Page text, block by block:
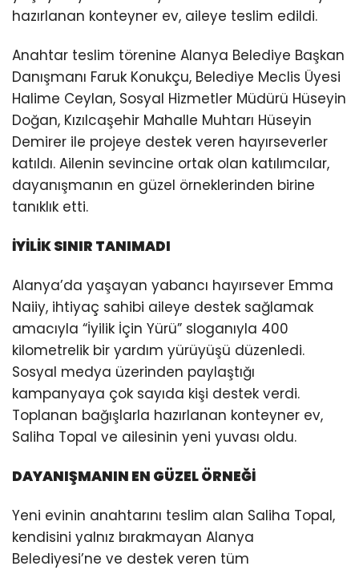
hazırlanan konteyner ev, aileye teslim edildi.
Anahtar teslim törenine Alanya Belediye Başkan
Danışmanı Faruk Konukçu, Belediye Meclis Üyesi
Halime Ceylan, Sosyal Hizmetler Müdürü Hüseyin
Doğan, Kızılcaşehir Mahalle Muhtarı Hüseyin
Demirer ile projeye destek veren hayırseverler
katıldı. Ailenin sevincine ortak olan katılımcılar,
dayanışmanın en güzel örneklerinden birine
tanıklık etti.
İYİLİK SINIR TANIMADI
Alanya’da yaşayan yabancı hayırsever Emma
Naiiy, ihtiyaç sahibi aileye destek sağlamak
amacıyla “İyilik İçin Yürü” sloganıyla 400
kilometrelik bir yardım yürüyüşü düzenledi.
Sosyal medya üzerinden paylaştığı
kampanyaya çok sayıda kişi destek verdi.
Toplanan bağışlarla hazırlanan konteyner ev,
Saliha Topal ve ailesinin yeni yuvası oldu.
DAYANIŞMANIN EN GÜZEL ÖRNEĞİ
Yeni evinin anahtarını teslim alan Saliha Topal,
kendisini yalnız bırakmayan Alanya
Belediyesi’ne ve destek veren tüm